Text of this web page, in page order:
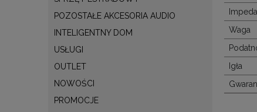
POZOSTAŁE AKCESORIA AUDIO
INTELIGENTNY DOM
USŁUGI
OUTLET
NOWOŚCI
PROMOCJE
Waga
Igła